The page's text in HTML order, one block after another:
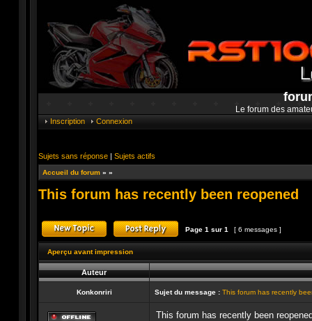
Le forum des
Inscription Connexion
Sujets sans réponse | Sujets actifs
Accueil du forum » »
This forum has recently been reopened
Publier un nouveau sujetRépondre au sujet
Page 1 sur 1 [ 6 messages ]
Aperçu avant impression
Auteur
Konkonriri Sujet du message : This forum has recently
This forum has recently been